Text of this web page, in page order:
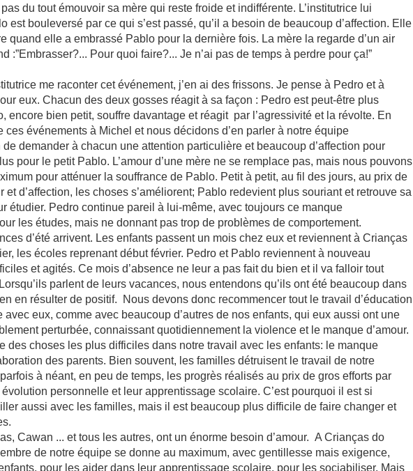
du tout émouvoir sa mère qui reste froide et indifférente. L’institutrice lui
est bouleversé par ce qui s’est passé, qu’il a besoin de beaucoup d’affection. Elle
quand elle a embrassé Pablo pour la dernière fois. La mère la regarde d’un air
:”Embrasser?... Pour quoi faire?... Je n’ai pas de temps à perdre pour ça!”
me raconter cet événement, j’en ai des frissons. Je pense à Pedro et à
eux. Chacun des deux gosses réagit à sa façon : Pedro est peut-être plus
encore bien petit, souffre davantage et réagit par l’agressivité et la révolte. En
ces événements à Michel et nous décidons d’en parler à notre équipe
demander à chacun une attention particulière et beaucoup d’affection pour
pour le petit Pablo. L’amour d’une mère ne se remplace pas, mais nous pouvons
pour atténuer la souffrance de Pablo. Petit à petit, au fil des jours, au prix de
et d’affection, les choses s’améliorent; Pablo redevient plus souriant et retrouve sa
étudier. Pedro continue pareil à lui-même, avec toujours ce manque
les études, mais ne donnant pas trop de problèmes de comportement.
d’été arrivent. Les enfants passent un mois chez eux et reviennent à Crianças
les écoles reprenant début février. Pedro et Pablo reviennent à nouveau
et agités. Ce mois d’absence ne leur a pas fait du bien et il va falloir tout
parlent de leurs vacances, nous entendons qu’ils ont été beaucoup dans
en résulter de positif. Nous devons donc recommencer tout le travail d’éducation
avec eux, comme avec beaucoup d’autres de nos enfants, qui eux aussi ont une
perturbée, connaissant quotidiennement la violence et le manque d’amour.
des choses les plus difficiles dans notre travail avec les enfants: le manque
des parents. Bien souvent, les familles détruisent le travail de notre
à néant, en peu de temps, les progrès réalisés au prix de gros efforts par
évolution personnelle et leur apprentissage scolaire. C’est pourquoi il est si
aussi avec les familles, mais il est beaucoup plus difficile de faire changer et
Cawan ... et tous les autres, ont un énorme besoin d’amour. A Crianças do
de notre équipe se donne au maximum, avec gentillesse mais exigence,
pour les aider dans leur apprentissage scolaire, pour les sociabiliser. Mais